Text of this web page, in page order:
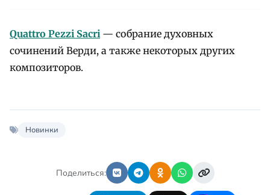
Quattro Pezzi Sacri — собрание духовных
сочинений Верди, а также некоторых других
композиторов.
Новинки
Поделиться: